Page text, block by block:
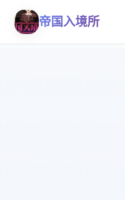
帝国入境所